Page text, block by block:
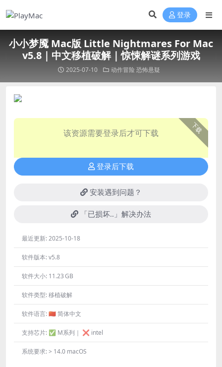
登录
小小梦魇 Mac版 Little Nightmares For Mac
v5.8｜中文移植破解｜惊悚解谜系列游戏
2025-07-10 动作冒险恐怖悬疑
下载
该资源需要登录后才可下载
登录后下载
安装遇到问题？
「已损坏..」解决办法
最近更新:2025-10-18
软件版本:v5.8
软件大小: 11.23 GB
软件类型:移植破解
软件语言:🇨🇳 简体中文
支持芯片: ✅ M系列｜ ❌ intel
系统要求:> 14.0 macOS